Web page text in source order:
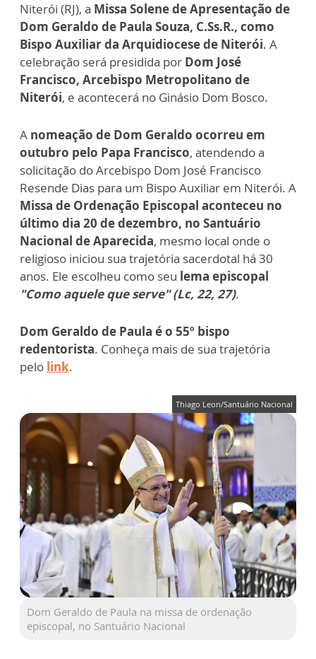
Niterói (RJ), a Missa Solene de Apresentação de
Dom Geraldo de Paula Souza, C.Ss.R., como
Bispo Auxiliar da Arquidiocese de Niterói. A
celebração será presidida por Dom José
Francisco, Arcebispo Metropolitano de
Niterói, e acontecerá no Ginásio Dom Bosco.
A nomeação de Dom Geraldo ocorreu em
outubro pelo Papa Francisco, atendendo a
solicitação do Arcebispo Dom José Francisco
Resende Dias para um Bispo Auxiliar em Niterói. A
Missa de Ordenação Episcopal aconteceu no
último dia 20 de dezembro, no Santuário
Nacional de Aparecida, mesmo local onde o
religioso iniciou sua trajetória sacerdotal há 30
anos. Ele escolheu como seu lema episcopal
"Como aquele que serve" (Lc, 22, 27).
Dom Geraldo de Paula é o 55º bispo
redentorista. Conheça mais de sua trajetória
pelo link.
Thiago Leon/Santuário Nacional
Dom Geraldo de Paula na missa de ordenação
episcopal, no Santuário Nacional